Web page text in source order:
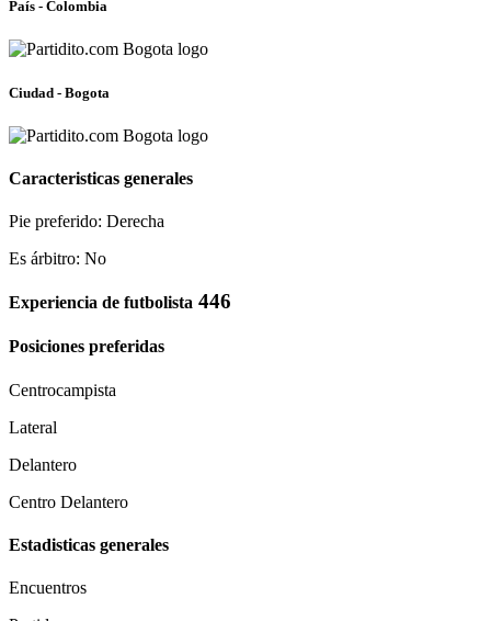
País - Colombia
Ciudad - Bogota
Caracteristicas generales
Pie preferido: Derecha
Es árbitro: No
Experiencia de futbolista 446
Posiciones preferidas
Centrocampista
Lateral
Delantero
Centro Delantero
Estadisticas generales
Encuentros